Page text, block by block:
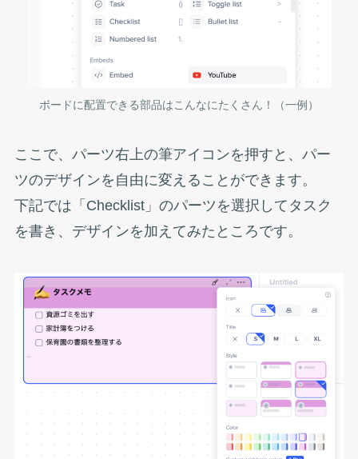
ボードに配置できる部品はこんなにたくさん！（一例）
ここで、パーツ右上の筆アイコンを押すと、パー
ツのデザインを自由に変えることができます。
下記では「Checklist」のパーツを選択してタスク
を書き、デザインを加えてみたところです。